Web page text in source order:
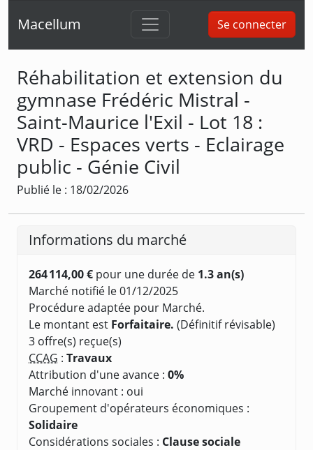
Macellum Se connecter
Réhabilitation et extension du
gymnase Frédéric Mistral -
Saint-Maurice l'Exil - Lot 18 :
VRD - Espaces verts - Eclairage
public - Génie Civil
Publié le : 18/02/2026
Informations du marché
264 114,00 € pour une durée de 1.3 an(s)
Marché notifié le 01/12/2025
Procédure adaptée pour Marché.
Le montant est Forfaitaire. (Définitif révisable)
3 offre(s) reçue(s)
CCAG : Travaux
Attribution d'une avance : 0%
Marché innovant : oui
Groupement d'opérateurs économiques :
Solidaire
Considérations sociales : Clause sociale